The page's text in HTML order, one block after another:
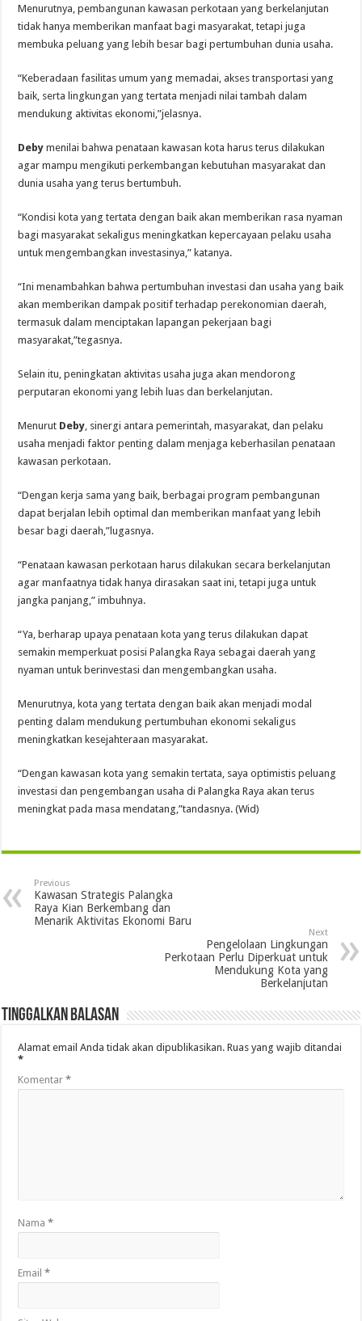
Menurutnya, pembangunan kawasan perkotaan yang berkelanjutan
tidak hanya memberikan manfaat bagi masyarakat, tetapi juga
membuka peluang yang lebih besar bagi pertumbuhan dunia usaha.
“Keberadaan fasilitas umum yang memadai, akses transportasi yang
baik, serta lingkungan yang tertata menjadi nilai tambah dalam
mendukung aktivitas ekonomi,”jelasnya.
Deby menilai bahwa penataan kawasan kota harus terus dilakukan
agar mampu mengikuti perkembangan kebutuhan masyarakat dan
dunia usaha yang terus bertumbuh.
“Kondisi kota yang tertata dengan baik akan memberikan rasa nyaman
bagi masyarakat sekaligus meningkatkan kepercayaan pelaku usaha
untuk mengembangkan investasinya,” katanya.
“Ini menambahkan bahwa pertumbuhan investasi dan usaha yang baik
akan memberikan dampak positif terhadap perekonomian daerah,
termasuk dalam menciptakan lapangan pekerjaan bagi
masyarakat,”tegasnya.
Selain itu, peningkatan aktivitas usaha juga akan mendorong
perputaran ekonomi yang lebih luas dan berkelanjutan.
Menurut Deby , sinergi antara pemerintah, masyarakat, dan pelaku
usaha menjadi faktor penting dalam menjaga keberhasilan penataan
kawasan perkotaan.
“Dengan kerja sama yang baik, berbagai program pembangunan
dapat berjalan lebih optimal dan memberikan manfaat yang lebih
besar bagi daerah,”lugasnya.
“Penataan kawasan perkotaan harus dilakukan secara berkelanjutan
agar manfaatnya tidak hanya dirasakan saat ini, tetapi juga untuk
jangka panjang,” imbuhnya.
“Ya, berharap upaya penataan kota yang terus dilakukan dapat
semakin memperkuat posisi Palangka Raya sebagai daerah yang
nyaman untuk berinvestasi dan mengembangkan usaha.
Menurutnya, kota yang tertata dengan baik akan menjadi modal
penting dalam mendukung pertumbuhan ekonomi sekaligus
meningkatkan kesejahteraan masyarakat.
“Dengan kawasan kota yang semakin tertata, saya optimistis peluang
investasi dan pengembangan usaha di Palangka Raya akan terus
meningkat pada masa mendatang,”tandasnya. (Wid)
Previous
Kawasan Strategis Palangka
Raya Kian Berkembang dan
Menarik Aktivitas Ekonomi Baru
Next
Pengelolaan Lingkungan
Perkotaan Perlu Diperkuat untuk
Mendukung Kota yang
Berkelanjutan
Tinggalkan Balasan
Alamat email Anda tidak akan dipublikasikan. Ruas yang wajib ditandai
*
Komentar*
Nama*
Email*